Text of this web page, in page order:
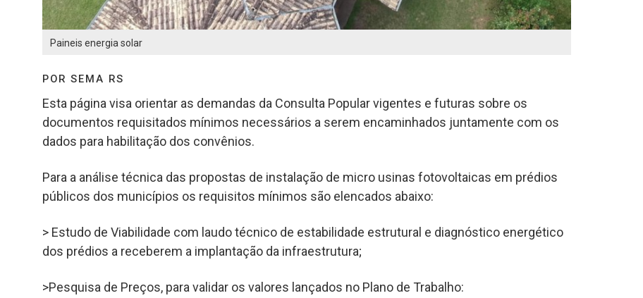
Paineis energia solar
POR SEMA RS
Esta página visa orientar as demandas da Consulta Popular vigentes e futuras sobre os
documentos requisitados mínimos necessários a serem encaminhados juntamente com os
dados para habilitação dos convênios.
Para a análise técnica das propostas de instalação de micro usinas fotovoltaicas em prédios
públicos dos municípios os requisitos mínimos são elencados abaixo:
> Estudo de Viabilidade com laudo técnico de estabilidade estrutural e diagnóstico energético
dos prédios a receberem a implantação da infraestrutura;
>Pesquisa de Preços, para validar os valores lançados no Plano de Trabalho: